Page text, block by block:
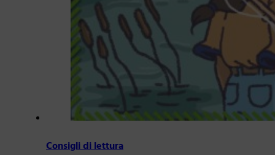
Consigli di lettura